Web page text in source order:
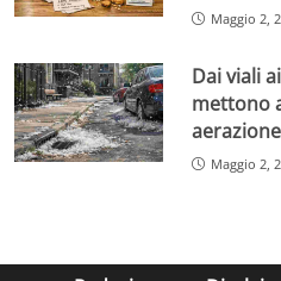
Maggio 2,
Dai viali
mettono
Maggio 2,